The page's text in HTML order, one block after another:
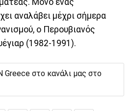
αναλάβει μέχρι σήμερα
ο Περουβιανός
(1982-1991).
Greece στο κανάλι μας στο